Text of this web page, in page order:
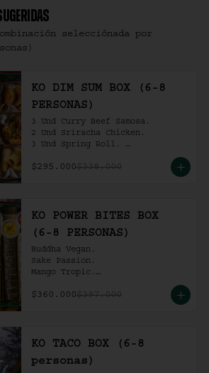
selecciónada por
KO DIM SUM BOX (6-8
PERSONAS)
3 Und Curry Beef Samosa.
2 Und Sriracha Chicken.
3 Und Spring Roll.
3 Und Cha Siu Roll.
Gochujang Ribs.
$295.000$338.000
KO POWER BITES BOX
(6-8 PERSONAS)
Buddha Vegan.
Sake Passion.
Mango Tropic.
Dragon.
2 Und Noritaco Chilli Crab.
(6-8 personas).
$360.000$397.000
KO TACO BOX (6-8
personas)